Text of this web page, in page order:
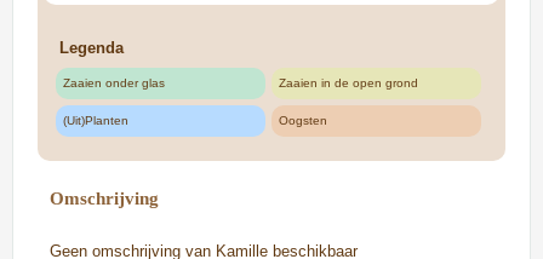
Legenda
Zaaien onder glas Zaaien in de open grond
(Uit)Planten Oogsten
Omschrijving
Geen omschrijving van Kamille beschikbaar